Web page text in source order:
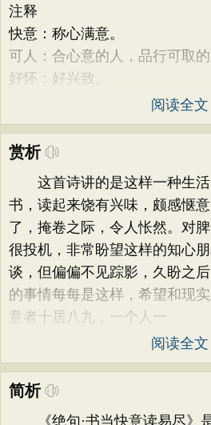
注释
快意：称心满意。
可人：合心意的人，品行可取的
好怀：好兴致。
阅读全
赏析
这首诗讲的是这样一种生活
书，读起来饶有兴味，颇感惬
了，掩卷之际，令人怅然。对
很投机，非常盼望这样的知心
谈，但偏偏不见踪影，久盼之
的事情每每是这样，希望和现
意者十居八九，一个人一
阅读全
简析
《绝句·书当快意读易尽》